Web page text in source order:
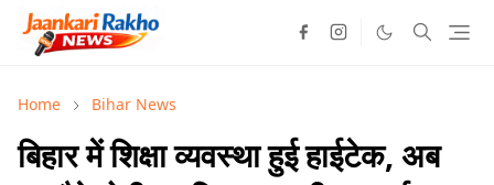
Home Bihar News
बिहार में शिक्षा व्यवस्था हुई हाईटेक, अब